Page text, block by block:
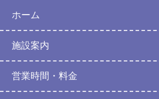
ホーム
施設案内
営業時間・料金